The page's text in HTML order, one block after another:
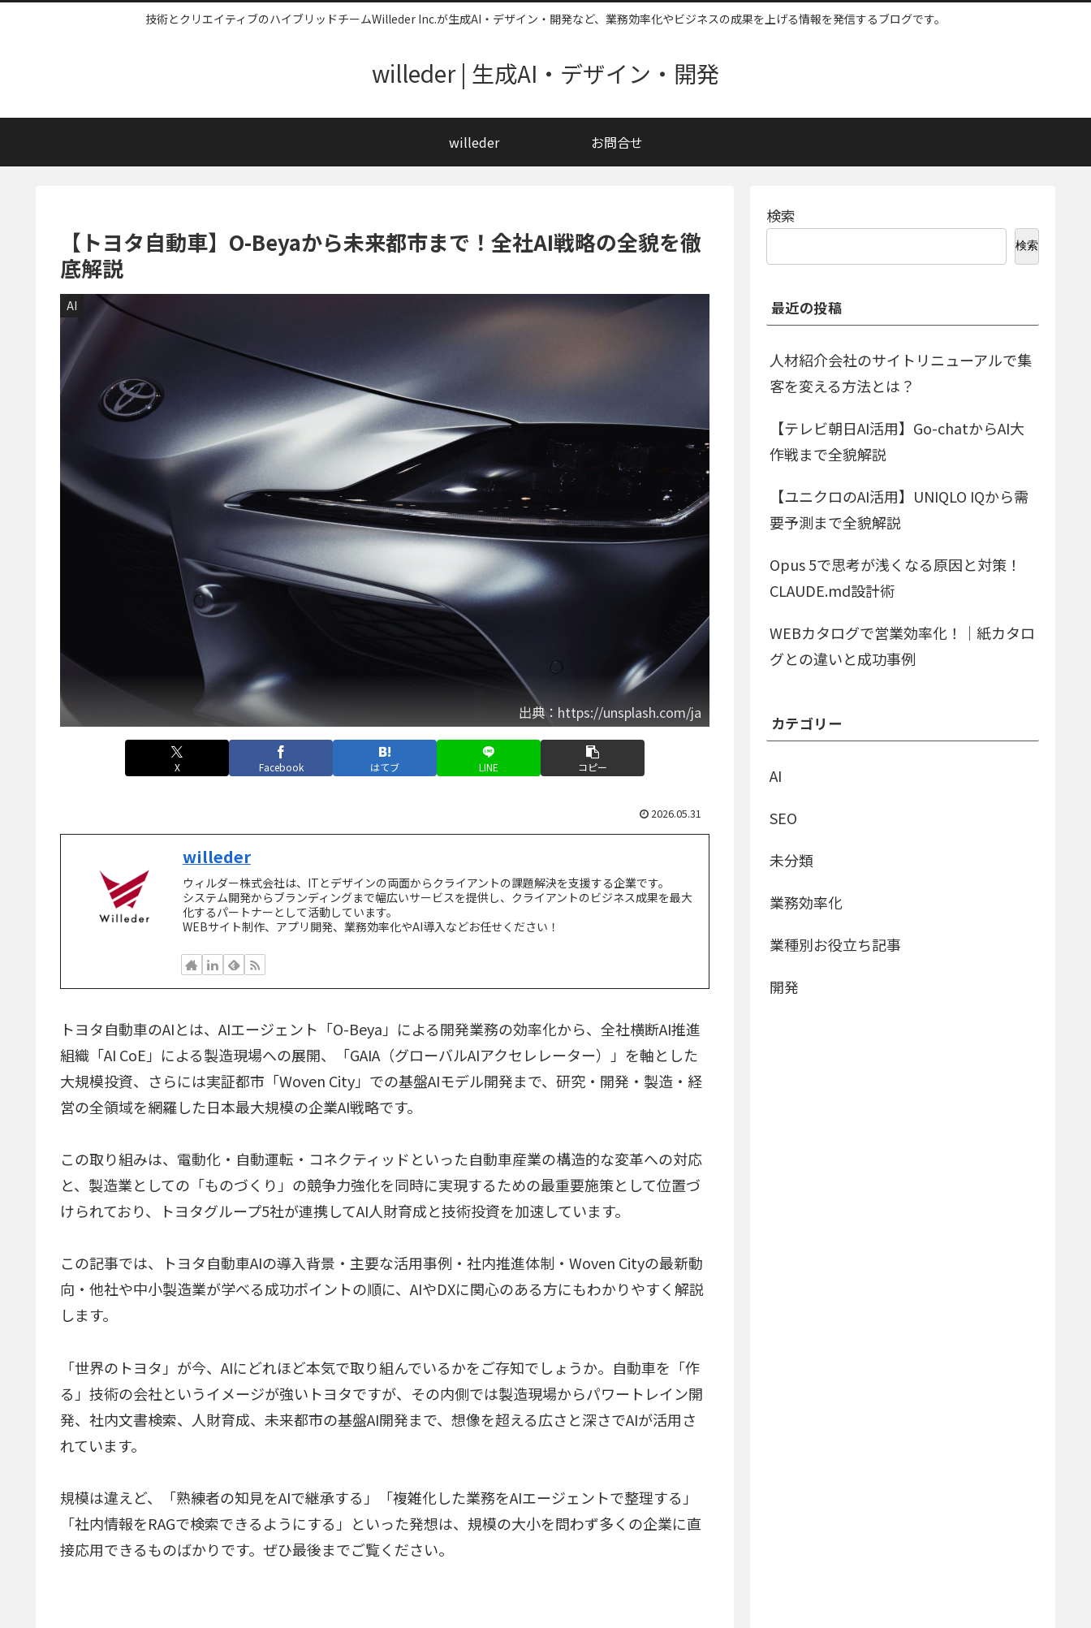
技術とクリエイティブのハイブリッドチームWilleder Inc.が生成AI・デザイン・開発など、業務効率化やビジネスの成果を上げる情報を発信するブログです。
willeder | 生成AI・デザイン・開発
willeder お問合せ
【トヨタ自動車】O-Beyaから未来都市まで！全社AI戦略の全貌を徹
底解説
AI
出典：https://unsplash.com/ja
X Facebook はてブ LINE コピー
2026.05.31
willeder
ウィルダー株式会社は、ITとデザインの両面からクライアントの課題解決を支援する企業です。
システム開発からブランディングまで幅広いサービスを提供し、クライアントのビジネス成果を最大
化するパートナーとして活動しています。
WEBサイト制作、アプリ開発、業務効率化やAI導入などお任せください！
トヨタ自動車のAIとは、AIエージェント「O-Beya」による開発業務の効率化から、全社横断AI推進
組織「AI CoE」による製造現場への展開、「GAIA（グローバルAIアクセレレーター）」を軸とした
大規模投資、さらには実証都市「Woven City」での基盤AIモデル開発まで、研究・開発・製造・経
営の全領域を網羅した日本最大規模の企業AI戦略です。
この取り組みは、電動化・自動運転・コネクティッドといった自動車産業の構造的な変革への対応
と、製造業としての「ものづくり」の競争力強化を同時に実現するための最重要施策として位置づ
けられており、トヨタグループ5社が連携してAI人財育成と技術投資を加速しています。
この記事では、トヨタ自動車AIの導入背景・主要な活用事例・社内推進体制・Woven Cityの最新動
向・他社や中小製造業が学べる成功ポイントの順に、AIやDXに関心のある方にもわかりやすく解説
します。
「世界のトヨタ」が今、AIにどれほど本気で取り組んでいるかをご存知でしょうか。自動車を「作
る」技術の会社というイメージが強いトヨタですが、その内側では製造現場からパワートレイン開
発、社内文書検索、人財育成、未来都市の基盤AI開発まで、想像を超える広さと深さでAIが活用さ
れています。
規模は違えど、「熟練者の知見をAIで継承する」「複雑化した業務をAIエージェントで整理する」
「社内情報をRAGで検索できるようにする」といった発想は、規模の大小を問わず多くの企業に直
接応用できるものばかりです。ぜひ最後までご覧ください。
検索
検索
最近の投稿
人材紹介会社のサイトリニューアルで集
客を変える方法とは？
【テレビ朝日AI活用】Go-chatからAI大
作戦まで全貌解説
【ユニクロのAI活用】UNIQLO IQから需
要予測まで全貌解説
Opus 5で思考が浅くなる原因と対策！
CLAUDE.md設計術
WEBカタログで営業効率化！｜紙カタロ
グとの違いと成功事例
カテゴリー
AI
SEO
未分類
業務効率化
業種別お役立ち記事
開発